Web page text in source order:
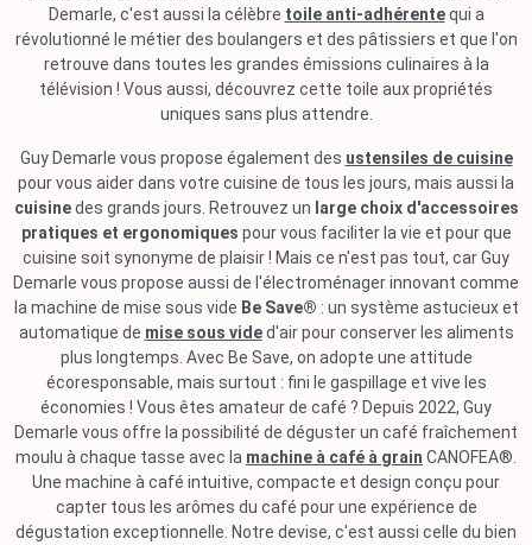
Demarle, c'est aussi la célèbre toile anti-adhérentequi a
révolutionné le métier des boulangers et des pâtissiers et que l'on
retrouve dans toutes les grandes émissions culinaires à la
télévision ! Vous aussi, découvrez cette toile aux propriétés
uniques sans plus attendre.
Guy Demarle vous propose également des ustensiles de cuisine
pour vous aider dans votre cuisine de tous les jours, mais aussi la
cuisinedes grands jours. Retrouvez un large choix d'accessoires
pratiques et ergonomiques pour vous faciliter la vie et pour que
cuisine soit synonyme de plaisir ! Mais ce n'est pas tout, car Guy
Demarle vous propose aussi de l'électroménager innovant comme
la machine de mise sous vide Be Save® : un système astucieux et
automatique de mise sous vided'air pour conserver les aliments
plus longtemps. Avec Be Save, on adopte une attitude
écoresponsable, mais surtout : fini le gaspillage et vive les
économies ! Vous êtes amateur de café ? Depuis 2022, Guy
Demarle vous offre la possibilité de déguster un café fraîchement
moulu à chaque tasse avec la machine à café à grain CANOFEA®.
Une machine à café intuitive, compacte et design conçu pour
capter tous les arômes du café pour une expérience de
dégustation exceptionnelle. Notre devise, c'est aussi celle du bien